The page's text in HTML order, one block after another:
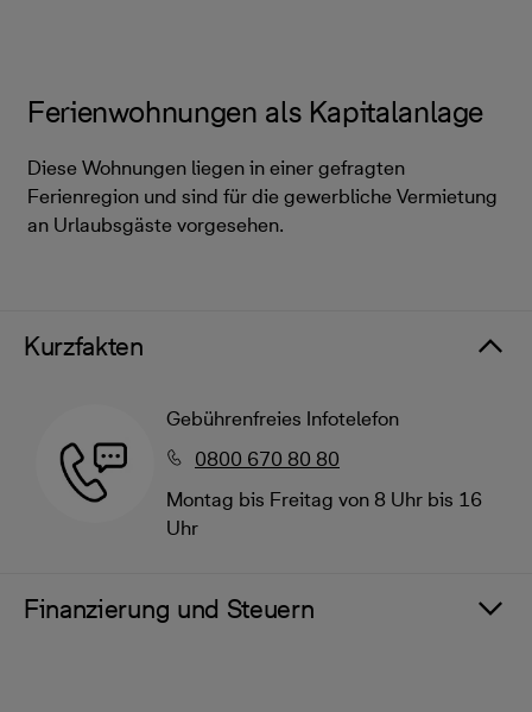
Ferienwohnungen als Kapitalanlage
Diese Wohnungen liegen in einer gefragten
Ferienregion und sind für die gewerbliche Vermietung
an Urlaubsgäste vorgesehen.
Kurzfakten
Gebührenfreies Infotelefon
0800 670 80 80
Montag bis Freitag von 8 Uhr bis 16
Uhr
Finanzierung und Steuern